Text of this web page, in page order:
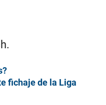
fichaje de la Liga